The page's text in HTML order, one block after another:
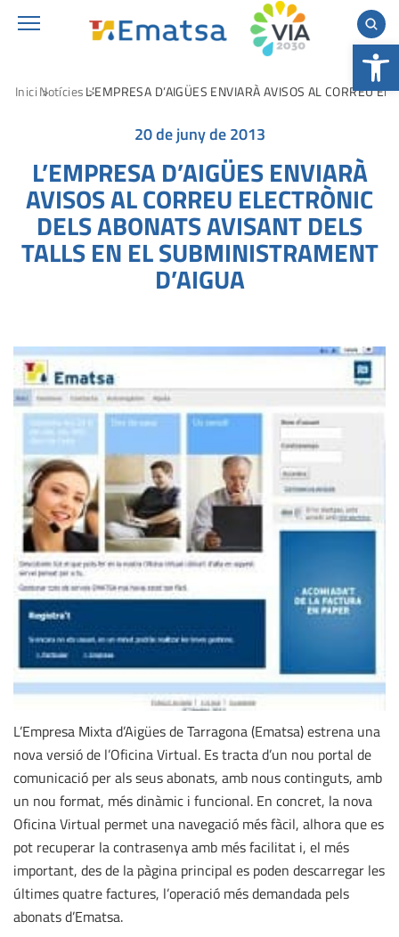
Obre la
IniciNotíciesL’EMPRESA D’AIGÜES ENVIARÀ AVISOS AL CORREU
20 de juny de 2013
L’EMPRESA D’AIGÜES ENVIARÀ
AVISOS AL CORREU ELECTRÒNIC
DELS ABONATS AVISANT DELS
TALLS EN EL SUBMINISTRAMENT
D’AIGUA
L’Empresa Mixta d’Aigües de Tarragona (Ematsa) estrena una
nova versió de l’Oficina Virtual. Es tracta d’un nou portal de
comunicació per als seus abonats, amb nous continguts, amb
un nou format, més dinàmic i funcional. En concret, la nova
Oficina Virtual permet una navegació més fàcil, alhora que es
pot recuperar la contrasenya amb més facilitat i, el més
important, des de la pàgina principal es poden descarregar les
últimes quatre factures, l’operació més demandada pels
abonats d’Ematsa.